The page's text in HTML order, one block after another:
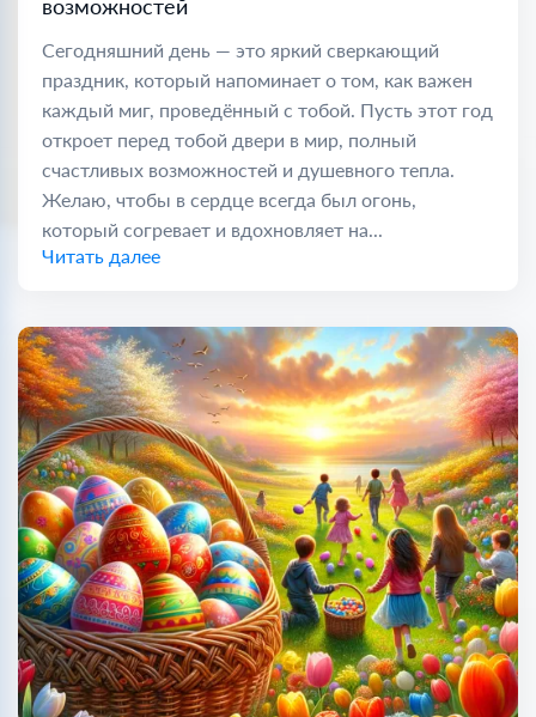
возможностей
Сегодняшний день — это яркий сверкающий
праздник, который напоминает о том, как важен
каждый миг, проведённый с тобой. Пусть этот год
откроет перед тобой двери в мир, полный
счастливых возможностей и душевного тепла.
Желаю, чтобы в сердце всегда был огонь,
который согревает и вдохновляет на...
Читать далее